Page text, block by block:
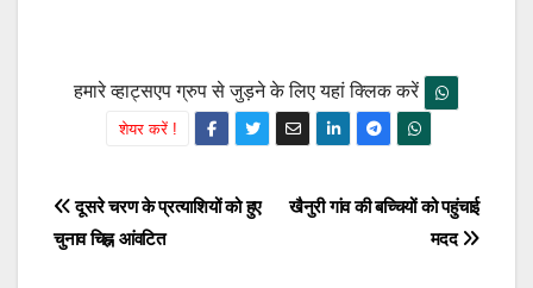
हमारे व्हाट्सएप ग्रुप से जुड़ने के लिए यहां क्लिक करें
शेयर करें !
Post
navigation
खैनुरी गांव की बच्चियों को पहुंचाई
मदद
दूसरे चरण के प्रत्याशियों को हुए
चुनाव चिह्न आंवटित